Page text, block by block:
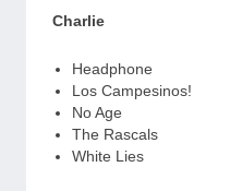
Charlie
Headphone
Los Campesinos!
No Age
The Rascals
White Lies